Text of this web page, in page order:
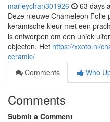
marleychan301926 63 days
Deze nieuwe Chameleon
keramische kleur met een
is ontworpen om een uniek
objecten. Het https://xxoto.nl/
ceramic/
Comments
Who
Comments
Submit a Comment